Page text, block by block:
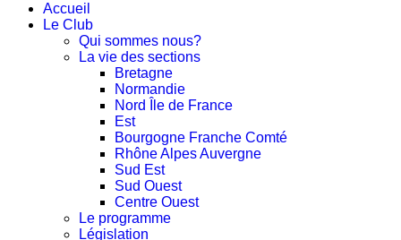
Accueil
Le Club
Qui sommes nous?
La vie des sections
Bretagne
Normandie
Nord Île de France
Est
Bourgogne Franche Comté
Rhône Alpes Auvergne
Sud Est
Sud Ouest
Centre Ouest
Le programme
Législation